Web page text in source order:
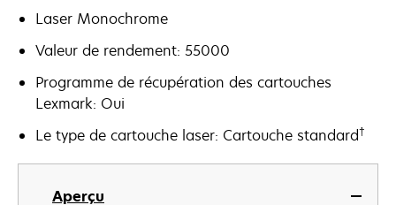
Laser Monochrome
Valeur de rendement: 55000
Programme de récupération des cartouches
Lexmark: Oui
Le type de cartouche laser: Cartouche standard†
Aperçu